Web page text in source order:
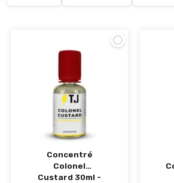
Concentré
Colonel
Custard 30ml -